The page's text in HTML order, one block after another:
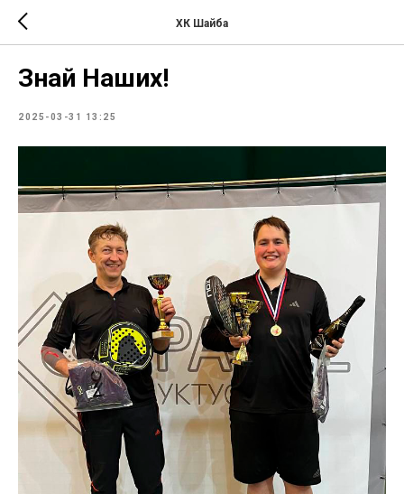
ХК Шайба
Знай Наших!
2025-03-31 13:25